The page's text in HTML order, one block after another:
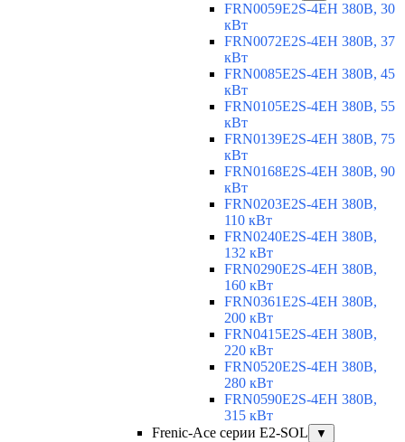
FRN0059E2S-4EH 380В, 30
кВт
FRN0072E2S-4EH 380В, 37
кВт
FRN0085E2S-4EH 380В, 45
кВт
FRN0105E2S-4EH 380В, 55
кВт
FRN0139E2S-4EH 380В, 75
кВт
FRN0168E2S-4EH 380В, 90
кВт
FRN0203E2S-4EH 380В,
110 кВт
FRN0240E2S-4EH 380В,
132 кВт
FRN0290E2S-4EH 380В,
160 кВт
FRN0361E2S-4EH 380В,
200 кВт
FRN0415E2S-4EH 380В,
220 кВт
FRN0520E2S-4EH 380В,
280 кВт
FRN0590E2S-4EH 380В,
315 кВт
Frenic-Ace серии E2-SOL
▼